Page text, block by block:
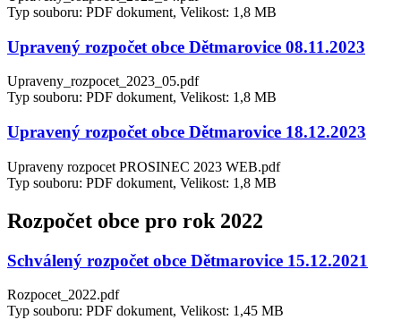
Typ souboru: PDF dokument, Velikost: 1,8 MB
Upravený rozpočet obce Dětmarovice 08.11.2023
Upraveny_rozpocet_2023_05.pdf
Typ souboru: PDF dokument, Velikost: 1,8 MB
Upravený rozpočet obce Dětmarovice 18.12.2023
Upraveny rozpocet PROSINEC 2023 WEB.pdf
Typ souboru: PDF dokument, Velikost: 1,8 MB
Rozpočet obce pro rok 2022
Schválený rozpočet obce Dětmarovice 15.12.2021
Rozpocet_2022.pdf
Typ souboru: PDF dokument, Velikost: 1,45 MB